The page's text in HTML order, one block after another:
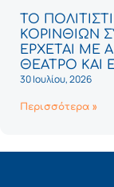
ΤΟ
ΚΟΡΙΝΘΙΩΝ
ΕΡΧΕΤΑΙ ΜΕ
ΘΕΑΤΡΟ ΚΑΙ
30 Ιουλίου, 2026
Περισσότερα »